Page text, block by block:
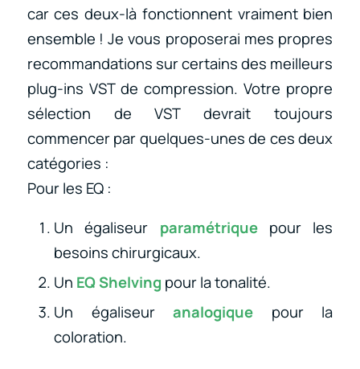
car ces deux-là fonctionnent vraiment bien
ensemble ! Je vous proposerai mes propres
recommandations sur certains des meilleurs
plug-ins VST de compression. Votre propre
sélection de VST devrait toujours
commencer par quelques-unes de ces deux
catégories :
Pour les EQ :
Un égaliseur paramétriquepour les
besoins chirurgicaux.
Un EQ Shelving pour la tonalité.
Un égaliseuranalogique pour la
coloration.